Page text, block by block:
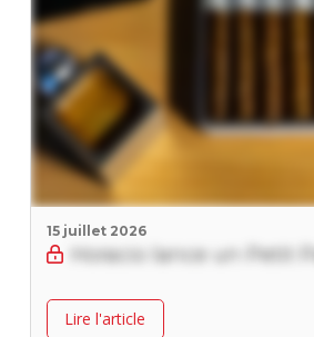
15 juillet 2026
Horacio lance un Petit
Lire l'article